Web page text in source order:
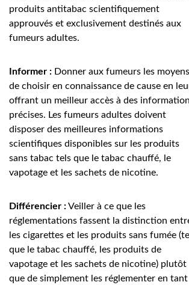
produits antitabac scientifiquement
approuvés et exclusivement destinés aux
fumeurs adultes.
Informer : Donner aux fumeurs les moyens
de choisir en connaissance de cause en
offrant un meilleur accès à des
précises. Les fumeurs adultes doivent
disposer des meilleures informations
scientifiques disponibles sur les produits
sans tabac tels que le tabac chauffé, le
vapotage et les sachets de nicotine.
Différencier :Veiller à ce que les
réglementations fassent la distinction
les cigarettes et les produits sans fumée
que le tabac chauffé, les produits de
vapotage et les sachets de nicotine) plutôt
que de simplement les réglementer en tant